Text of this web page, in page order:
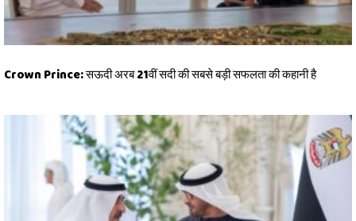
Crown Prince: सऊदी अरब 21वीं सदी की सबसे बड़ी सफलता की कहानी है